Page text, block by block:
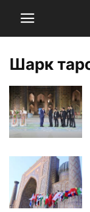
Шарк